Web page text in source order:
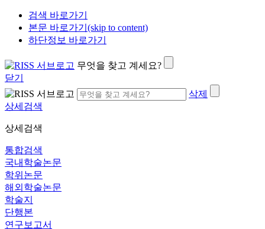
검색 바로가기
본문 바로가기(skip to content)
하단정보 바로가기
무엇을 찾고 계세요?
닫기
삭제
상세검색
상세검색
통합검색
국내학술논문
학위논문
해외학술논문
학술지
단행본
연구보고서